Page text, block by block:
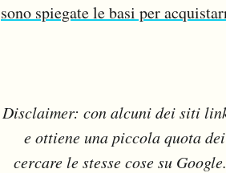
sono spiegate le basi per
Disclaimer: con alcuni dei siti
e ottiene una piccola quota
cercare le stesse cose su